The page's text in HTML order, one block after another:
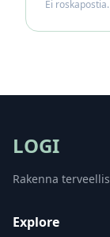
Ei
LOGI
Rakenna
Explore